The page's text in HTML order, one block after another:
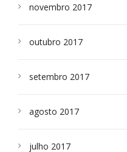
novembro 2017
outubro 2017
setembro 2017
agosto 2017
julho 2017